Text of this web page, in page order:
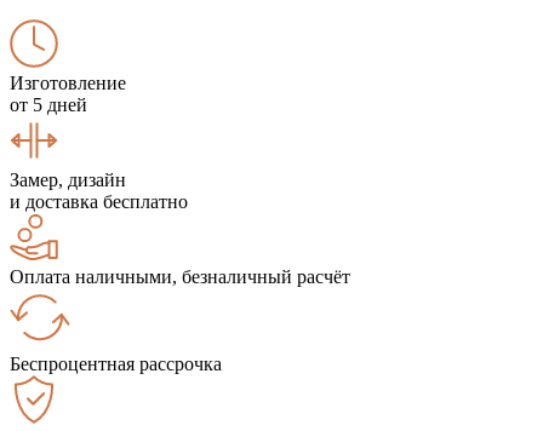
Изготовление
от 5 дней
Замер, дизайн
и доставка бесплатно
Оплата наличными, безналичный расчёт
Беспроцентная рассрочка